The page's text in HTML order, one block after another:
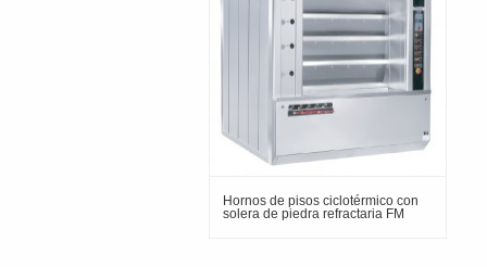
Hornos de pisos ciclotérmico con
solera de piedra refractaria FM